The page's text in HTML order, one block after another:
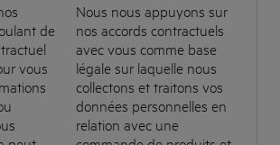
de
vous
Nous nous appuyons sur
nos accords contractuels
avec vous comme base
légale sur laquelle nous
collectons et traitons vos
données personnelles en
relation avec une